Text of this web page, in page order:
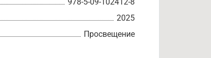
2025
Просвещение